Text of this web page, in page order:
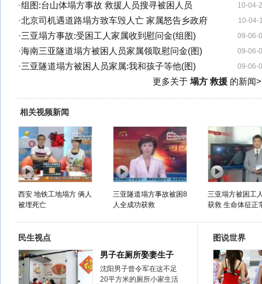
10-04-
·组图:台山体塌方事故 救援人员搜寻被困人员
10-04-
·北京司机遇道路塌方致车毁人亡 家属怒告乡政府
09-06-
·三亚塌方事故:受困工人家属收到慰问金(组图)
09-06-
·海南三亚隧道塌方被困人员家属领取慰问金(图)
09-06-
·三亚隧道塌方被困人员家属:我和孩子等他(图)
更多关于塌方 救援的新闻
相关视频新闻
西安 地铁工地塌方 俩人
被埋死亡
三亚隧道塌方事故被困8
人全成功获救
三亚塌方被困工
获救 生命体征正
民生视点
男子在厕所娶妻生子
沈阳男子曾令军在这不足
20平方米的厕所小家生活
图说世界